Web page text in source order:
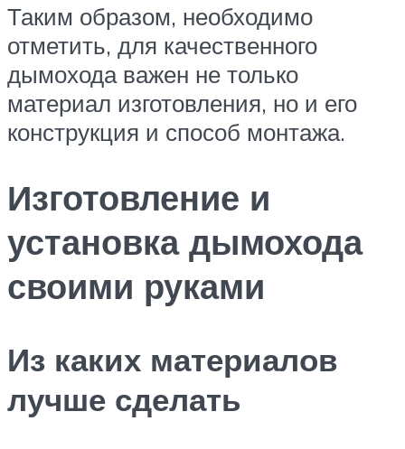
Таким образом, необходимо
отметить, для качественного
дымохода важен не только
материал изготовления, но и его
конструкция и способ монтажа.
Изготовление и
установка дымохода
своими руками
Из каких материалов
лучше сделать